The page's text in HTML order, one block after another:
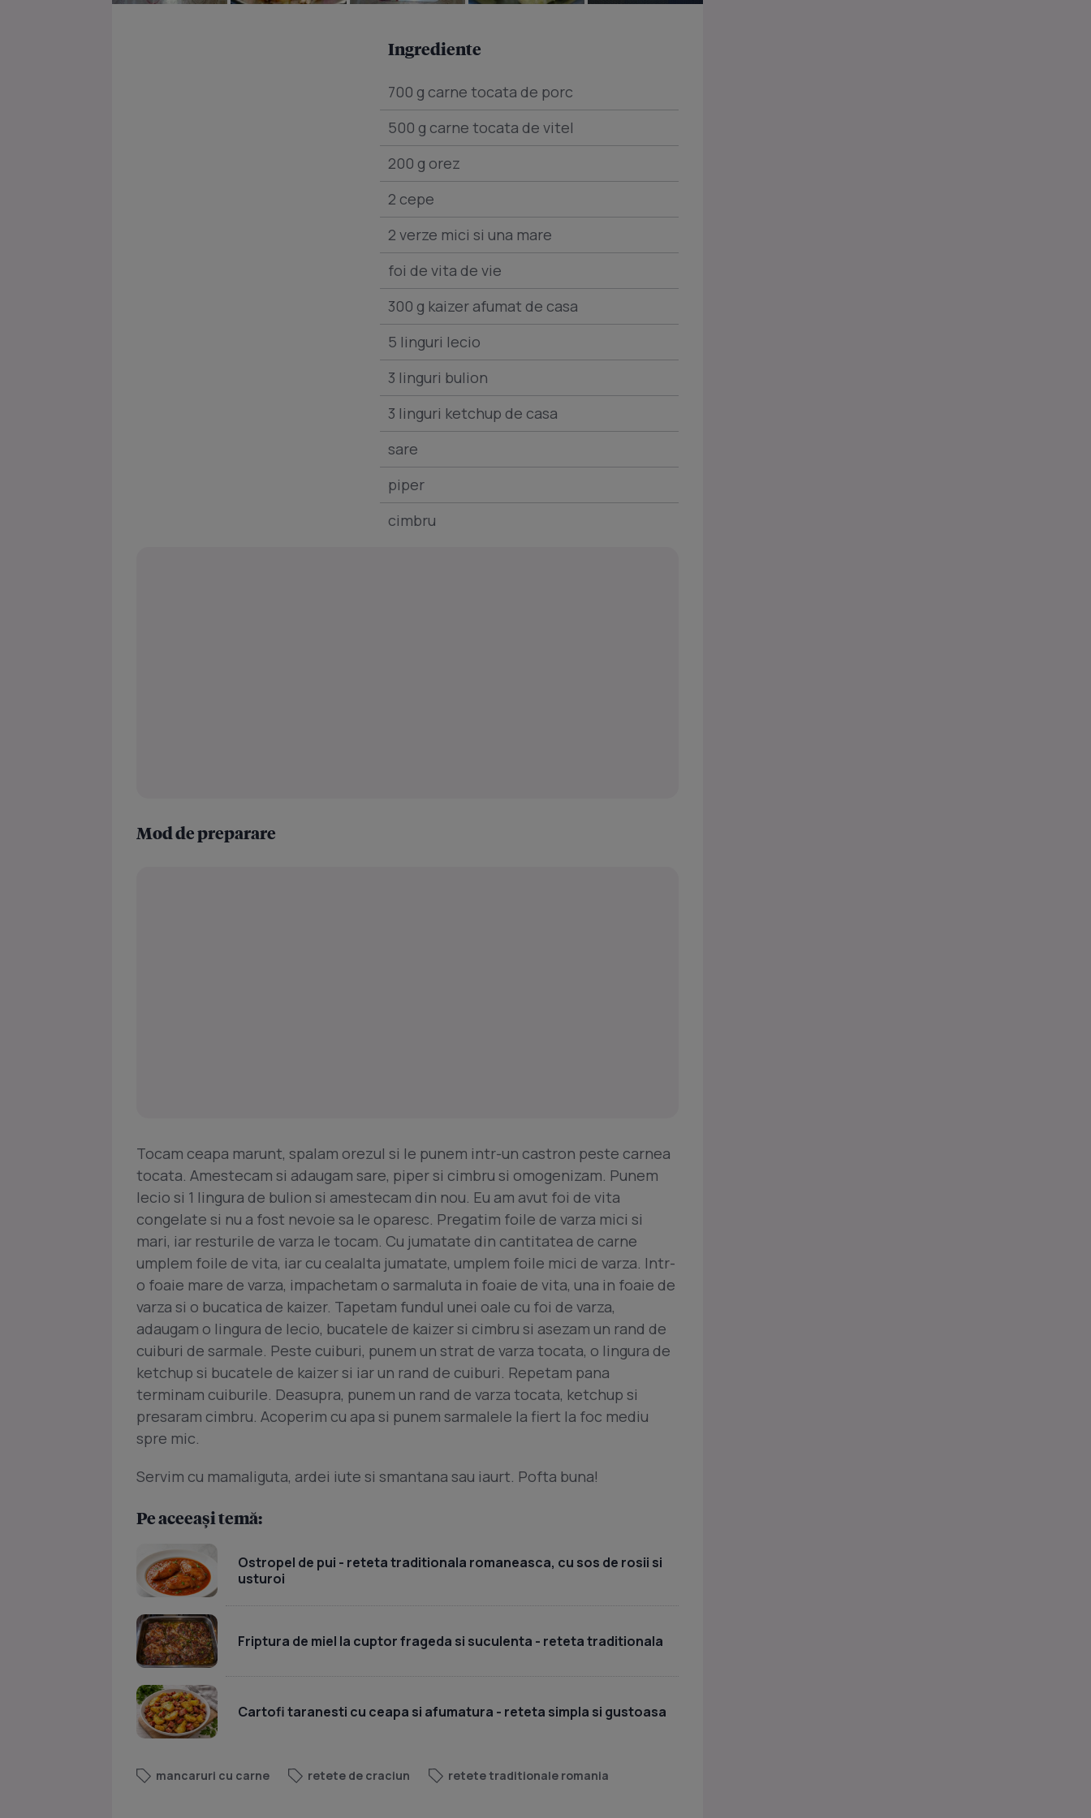
Ingrediente
700 g carne tocata de porc
500 g carne tocata de vitel
200 g orez
2 cepe
2 verze mici si una mare
foi de vita de vie
300 g kaizer afumat de casa
5 linguri lecio
3 linguri bulion
3 linguri ketchup de casa
sare
piper
cimbru
Mod de preparare
Tocam ceapa marunt, spalam orezul si le punem intr-un castron peste carnea
tocata. Amestecam si adaugam sare, piper si cimbru si omogenizam. Punem
lecio si 1 lingura de bulion si amestecam din nou. Eu am avut foi de vita
congelate si nu a fost nevoie sa le oparesc. Pregatim foile de varza mici si
mari, iar resturile de varza le tocam. Cu jumatate din cantitatea de carne
umplem foile de vita, iar cu cealalta jumatate, umplem foile mici de varza. Intr-
o foaie mare de varza, impachetam o sarmaluta in foaie de vita, una in foaie de
varza si o bucatica de kaizer. Tapetam fundul unei oale cu foi de varza,
adaugam o lingura de lecio, bucatele de kaizer si cimbru si asezam un rand de
cuiburi de sarmale. Peste cuiburi, punem un strat de varza tocata, o lingura de
ketchup si bucatele de kaizer si iar un rand de cuiburi. Repetam pana
terminam cuiburile. Deasupra, punem un rand de varza tocata, ketchup si
presaram cimbru. Acoperim cu apa si punem sarmalele la fiert la foc mediu
spre mic.
Servim cu mamaliguta, ardei iute si smantana sau iaurt. Pofta buna!
Pe aceeași temă:
Ostropel de pui - reteta traditionala romaneasca, cu sos de rosii si
usturoi
Friptura de miel la cuptor frageda si suculenta - reteta traditionala
Cartofi taranesti cu ceapa si afumatura - reteta simpla si gustoasa
mancaruri cu carne retete de craciun retete traditionale romania